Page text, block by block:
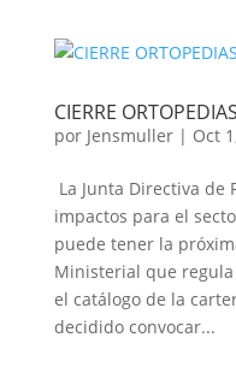
CIERRE
por Jensmuller| Oct
La Junta Directiva de
impactos para el
puede tener la
Ministerial que
el catálogo de la
decidido convocar...